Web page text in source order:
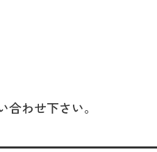
わせ下さい。